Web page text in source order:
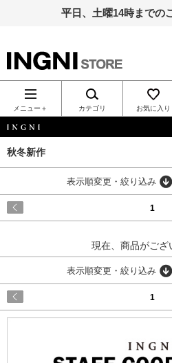
平日、土曜14時までの
INGNI（イン
グ）公式通
販｜INGNI
STORE
メニュー＋ カテゴリ お気に入り
秋冬新作
表示順変更・絞り込み
1
現在、商品がござ
表示順変更・絞り込み
1